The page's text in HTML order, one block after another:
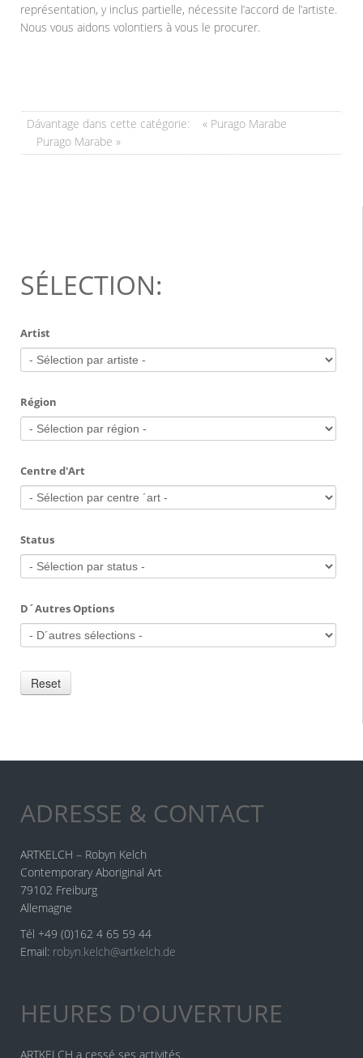
représentation, y inclus partielle, nécessite l’accord de l’artiste.
Nous vous aidons volontiers à vous le procurer.
Dávantage dans cette catégorie:
« Purago Marabe
Purago Marabe »
SÉLECTION:
Artist
Région
Centre d'Art
Status
D´Autres Options
ADRESSE & CONTACT
ARTKELCH – Robyn Kelch
Contemporary Aboriginal Art
79102 Freiburg
Allemagne
Tél +49 (0)162 4 65 59 44
Email: robyn.kelch@artkelch.de
HEURES D'OUVERTURE
ARTKELCH a cessé ses activités.